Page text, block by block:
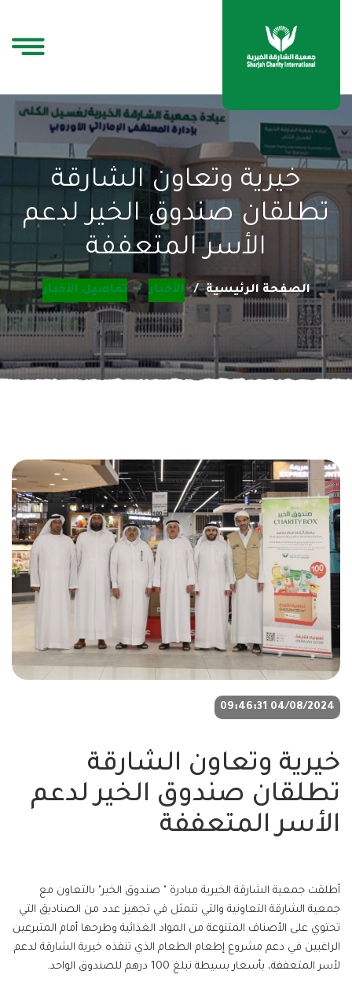
خيرية وتعاون الشارقة
تطلقان صندوق الخير لدعم
الأسر المتعففة
الصفحة الرئيسية الأخبار تفاصيل الأخبار
04/08/2024 09:46:31
خيرية وتعاون الشارقة
تطلقان صندوق الخير لدعم
الأسر المتعففة
أطلقت جمعية الشارقة الخيرية مبادرة " صندوق الخير" بالتعاون مع
جمعية الشارقة التعاونية والتي تتمثل في تجهيز عدد من الصناديق التي
تحتوي على الأصناف المتنوعة من المواد الغذائية وطرحها أمام المتبرعين
الراغبين في دعم مشروع إطعام الطعام الذي تنفذه خيرية الشارقة لدعم
لأسر المتعففة، بأسعار بسيطة تبلغ 100 درهم للصندوق الواحد.